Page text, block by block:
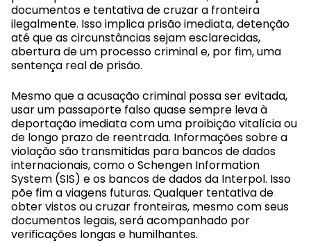
documentos e tentativa de cruzar a fronteira
ilegalmente. Isso implica prisão imediata, detenção
até que as circunstâncias sejam esclarecidas,
abertura de um processo criminal e, por fim, uma
sentença real de prisão.
Mesmo que a acusação criminal possa ser evitada,
usar um passaporte falso quase sempre leva à
deportação imediata com uma proibição vitalícia ou
de longo prazo de reentrada. Informações sobre a
violação são transmitidas para bancos de dados
internacionais, como o Schengen Information
System (SIS) e os bancos de dados da Interpol. Isso
põe fim a viagens futuras. Qualquer tentativa de
obter vistosou cruzar fronteiras, mesmo com seus
documentos legais, será acompanhado por
verificações longas e humilhantes.